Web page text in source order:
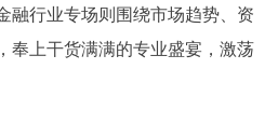
融行业专场则围绕市场趋势、资
奉上干货满满的专业盛宴，激荡